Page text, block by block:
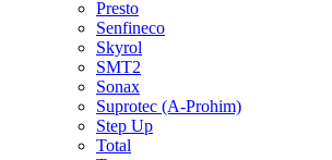
Presto
Senfineco
Skyrol
SMT2
Sonax
Suprotec (A-Prohim)
Step Up
Total